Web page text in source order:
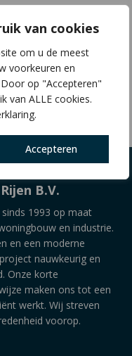
van cookies
om u de meest
voorkeuren en
op "Accepteren"
van ALLE cookies.
Accepteren
B.V.
1993 op maat
en industrie.
en een moderne
nauwkeurig en
Onze korte
maken ons tot een
werkt. Wij streven
voorop.